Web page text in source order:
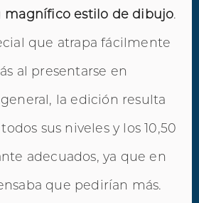
magnífico estilo de dibujo.
que atrapa fácilmente
al presentarse en
la edición resulta
sus niveles y los 10,50
adecuados, ya que en
que pedirían más.